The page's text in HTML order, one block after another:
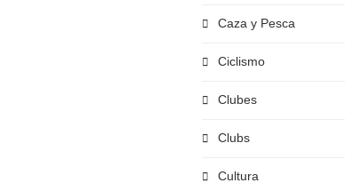
Caza y Pesca
Ciclismo
Clubes
Clubs
Cultura